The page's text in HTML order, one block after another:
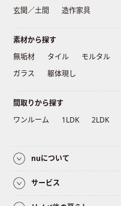
玄関／土間
造作家具
素材から探す
無垢材
タイル モルタル
ガラス
躯体現し
間取りから探す
ワンルーム
1LDK 2LDK
nuについて
サービス